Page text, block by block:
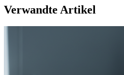
Verwandte Artikel